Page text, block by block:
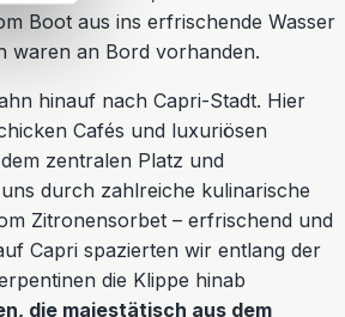
Boot aus ins erfrischende Wasser
waren an Bord vorhanden.
hinauf nach Capri-Stadt. Hier
Cafés und luxuriösen
zentralen Platz und
durch zahlreiche kulinarische
Zitronensorbet – erfrischend und
Capri spazierten wir entlang der
die Klippe hinab
die majestätisch aus dem